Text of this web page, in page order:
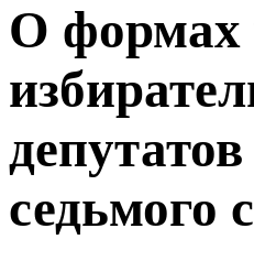
О формах
седьмого